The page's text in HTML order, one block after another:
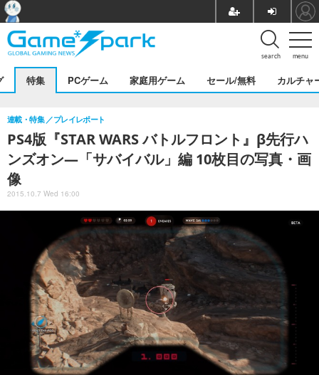
menu
search
特集 PCゲーム 家庭用ゲーム セール/無料 カルチャ
PS4版『STAR WARS バトルフロント』β先行ハ
ンズオン―「サバイバル」編 10枚目の写真・画
像
連載・特集 プレイレポート
2015.10.7 Wed 16:00